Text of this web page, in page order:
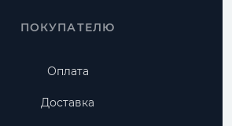
ПОКУПАТЕЛЮ
Оплата
Доставка